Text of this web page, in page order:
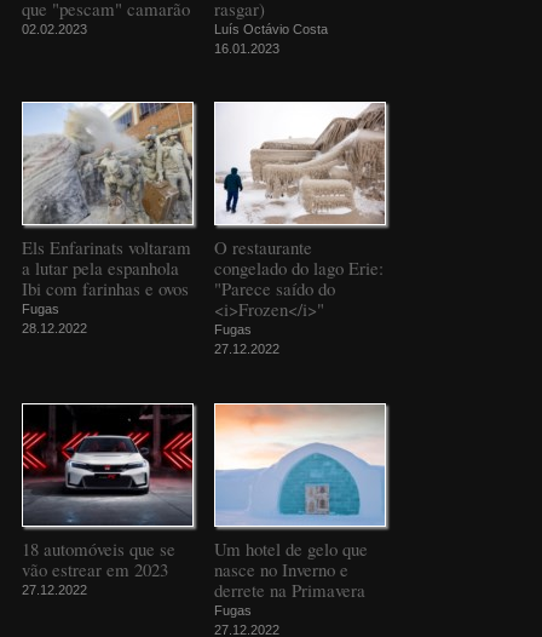
que "pescam" camarão
02.02.2023
rasgar)
Luís Octávio Costa
16.01.2023
Els Enfarinats voltaram
a lutar pela espanhola
Ibi com farinhas e ovos
Fugas
28.12.2022
O restaurante
congelado do lago Erie:
"Parece saído do
<i>Frozen</i>"
Fugas
27.12.2022
18 automóveis que se
vão estrear em 2023
27.12.2022
Um hotel de gelo que
nasce no Inverno e
derrete na Primavera
Fugas
27.12.2022